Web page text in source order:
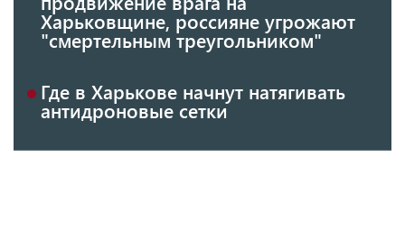
Харьковщине, россияне угрожают
"смертельным треугольником"
Где в Харькове начнут натягивать
антидроновые сетки